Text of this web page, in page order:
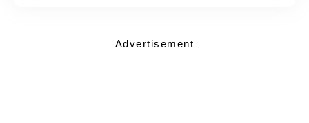
Advertisement